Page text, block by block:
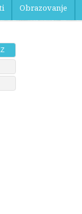
Obrazovanje